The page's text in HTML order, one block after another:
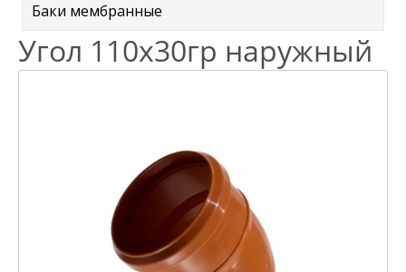
Баки мембранные
Угол 110х30гр наружный